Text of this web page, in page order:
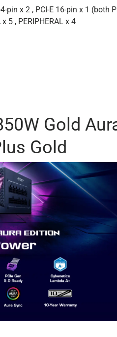
pin x 2 , PCI-E 16-pin x 1 (both
5 , PERIPHERAL x 4
Gold
Gold